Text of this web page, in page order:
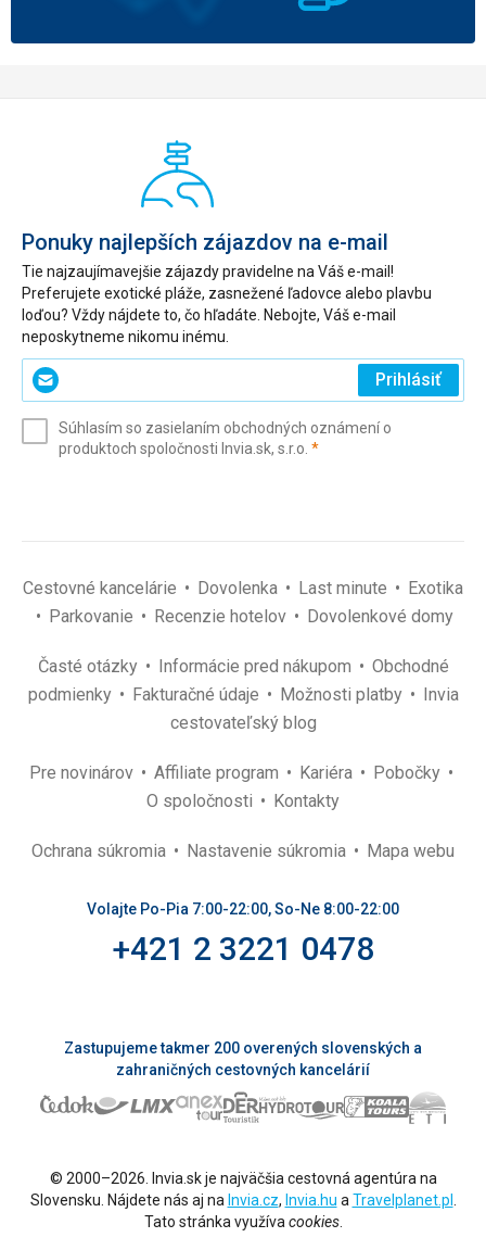
Ponuky najlepších zájazdov na e-mail
Tie najzaujímavejšie zájazdy pravidelne na Váš e-mail!
Preferujete exotické pláže, zasnežené ľadovce alebo plavbu
loďou? Vždy nájdete to, čo hľadáte. Nebojte, Váš e-mail
neposkytneme nikomu inému.
Zadajte
svoj
(povinné)
Prihlásiť
Súhlasím so zasielaním obchodných oznámení o
produktoch spoločnosti Invia.sk, s.r.o. *(povinné)
Cestovné kancelárie Dovolenka Last minute
Exotika
Parkovanie
Recenzie hotelov Dovolenkové domy
Časté otázky Informácie pred nákupom
Obchodné
podmienky
Fakturačné údaje Možnosti platby
Invia
cestovateľský blog
Pre novinárov Affiliate program Kariéra
Pobočky
O spoločnosti
Kontakty
Ochrana súkromia Nastavenie súkromia Mapa webu
Volajte Po-Pia 7:00-22:00, So-Ne 8:00-22:00
+421 2 3221 0478
Zastupujeme takmer 200 overených slovenských a
zahraničných cestovných kancelárií
© 2000–2026. Invia.sk je najväčšia cestovná agentúra na
Slovensku. Nájdete nás aj na Invia.cz, Invia.hu a Travelplanet.pl
Tato stránka využíva cookies.